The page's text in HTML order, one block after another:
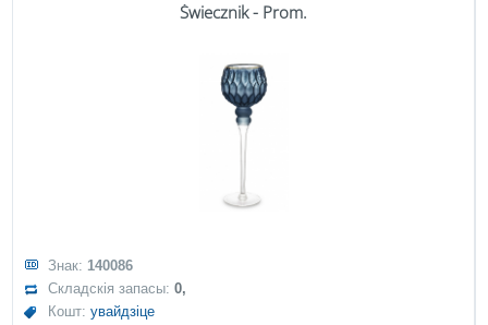
Świecznik - Prom.
Знак: 140086
Складскія запасы:0,
Кошт:увайдзіце